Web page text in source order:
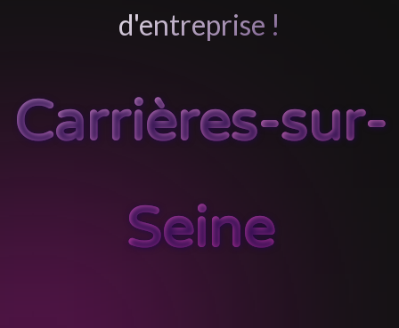
d'entreprise !
Carrières-sur-
Seine